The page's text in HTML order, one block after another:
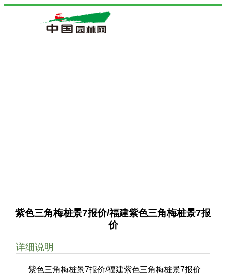
紫色三角梅桩景7报价/福建紫色三角梅桩景7报
价
详细说明
紫色三角梅桩景7报价/福建紫色三角梅桩景7报价